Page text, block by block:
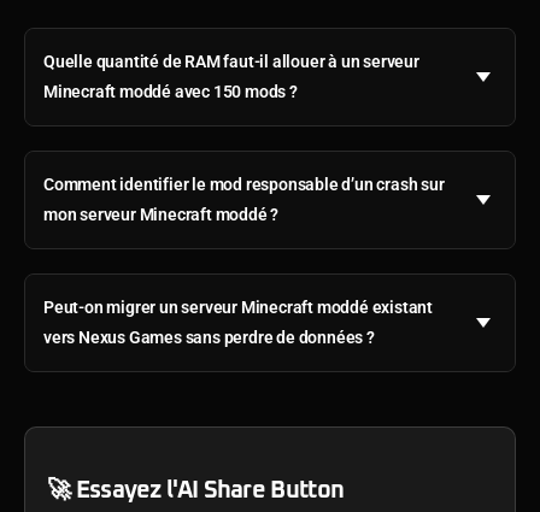
Quelle quantité de RAM faut-il allouer à un serveur
Minecraft moddé avec 150 mods ?
Comment identifier le mod responsable d’un crash sur
mon serveur Minecraft moddé ?
Peut-on migrer un serveur Minecraft moddé existant
vers Nexus Games sans perdre de données ?
🚀 Essayez l'AI Share Button